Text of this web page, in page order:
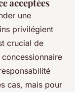
acceptées
une
privilégient
crucial de
cas, mais pour